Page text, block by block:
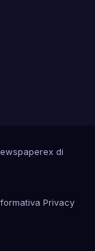
di
Privacy